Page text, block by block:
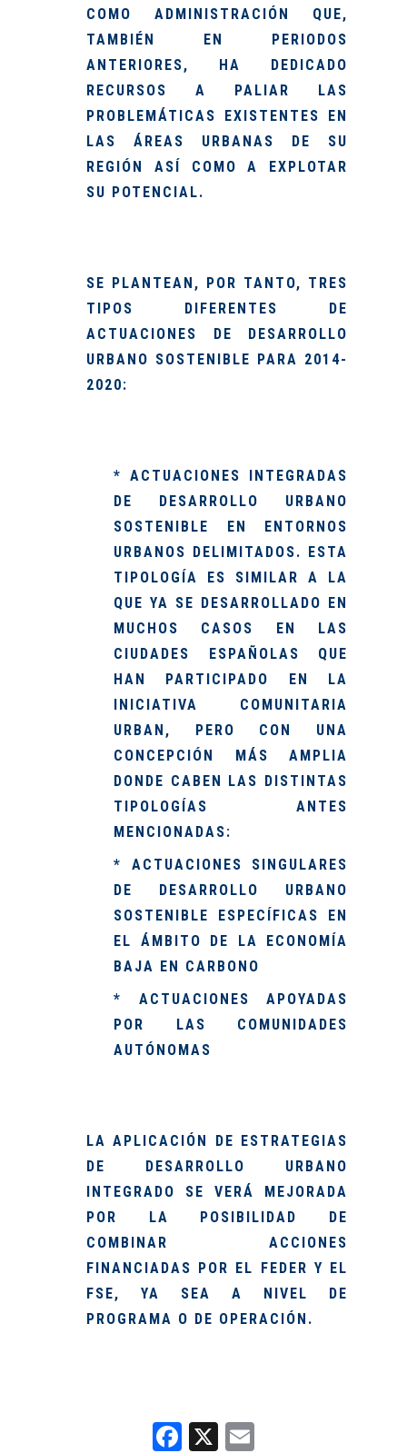
COMO ADMINISTRACIÓN QUE,
TAMBIÉN EN PERIODOS
ANTERIORES, HA DEDICADO
RECURSOS A PALIAR LAS
PROBLEMÁTICAS EXISTENTES EN
LAS ÁREAS URBANAS DE SU
REGIÓN ASÍ COMO A EXPLOTAR
SU POTENCIAL.
SE PLANTEAN, POR TANTO, TRES
TIPOS DIFERENTES DE
ACTUACIONES
DE DESARROLLO
URBANO SOSTENIBLE PARA 2014-
2020:
* ACTUACIONES INTEGRADAS
DE DESARROLLO URBANO
SOSTENIBLE EN ENTORNOS
URBANOS DELIMITADOS. ESTA
TIPOLOGÍA ES SIMILAR A LA
QUE YA SE DESARROLLADO EN
MUCHOS CASOS EN LAS
CIUDADES ESPAÑOLAS QUE
HAN PARTICIPADO EN LA
INICIATIVA COMUNITARIA
URBAN, PERO CON UNA
CONCEPCIÓN MÁS AMPLIA
DONDE CABEN LAS DISTINTAS
TIPOLOGÍAS ANTES
MENCIONADAS:
* ACTUACIONES SINGULARES
DE DESARROLLO URBANO
SOSTENIBLE ESPECÍFICAS EN
EL ÁMBITO DE LA ECONOMÍA
BAJA EN CARBONO
* ACTUACIONES APOYADAS
POR LAS COMUNIDADES
AUTÓNOMAS
LA APLICACIÓN DE ESTRATEGIAS
DE DESARROLLO URBANO
INTEGRADO SE VERÁ MEJORADA
POR LA POSIBILIDAD DE
COMBINAR ACCIONES
FINANCIADAS POR EL FEDER Y EL
FSE, YA SEA A NIVEL DE
PROGRAMA O DE OPERACIÓN.
Facebook
X